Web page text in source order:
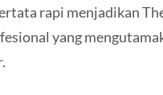
rapi menjadikan
yang